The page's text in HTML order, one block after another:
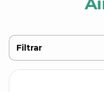
Filtrar